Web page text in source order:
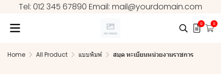
Tel: 012 345 67890 Email: mail@yourdomain.com
0 0
Home All Product แบบพิมพ์ สมุด ทะเบียนหน่วยงานราชการ